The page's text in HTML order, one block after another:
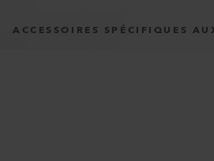
ACCESSOIRES SPÉCIFIQUES